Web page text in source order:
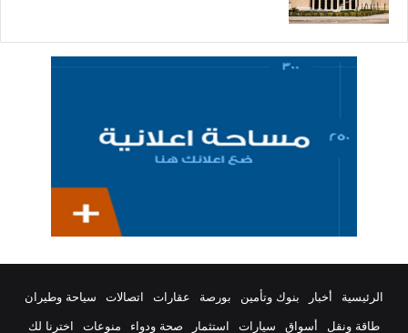
الرئيسية أخبار بنوك وتأمين بورصة عقارات اتصالات
سياحة وطيران
طاقة ونقل
أسواق سيارات استثمار صحة ودواء منوعات اخترنا لك